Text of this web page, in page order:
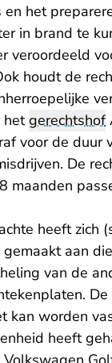
het
in brand te
veroordeeld
houdt de
hetgerechtshof
voor de duur
De
maanden
heeft zich
aan
van de
kan worden
heeft